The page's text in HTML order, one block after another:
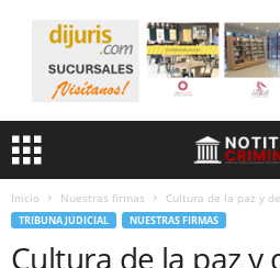
Inicio Nuestras firmas Cultura de la paz y
TRIBUNA JUDICIAL NUESTRAS FIRMAS
Cultura de la paz y